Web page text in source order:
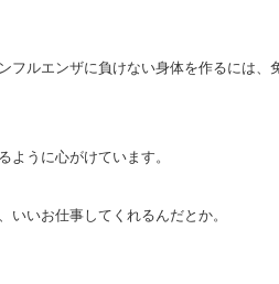
フルエンザに負けない身体を作るには、
ように心がけています。
いいお仕事してくれるんだとか。